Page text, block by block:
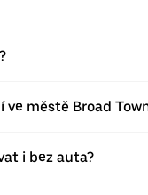
městě Broad
i bez auta?